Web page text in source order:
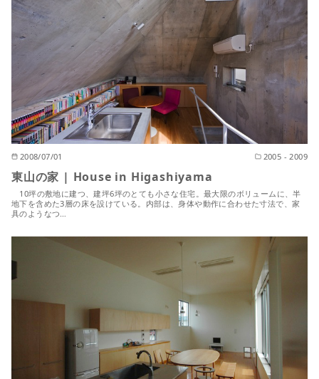
2008/07/01 2005 - 2009
東山の家 | House in Higashiyama
10坪の敷地に建つ、建坪6坪のとても小さな住宅。最大限のボリュームに、半
地下を含めた3層の床を設けている。内部は、身体や動作に合わせた寸法で、家
具のようなつ…